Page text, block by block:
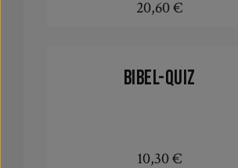
Regulärer Preis:
20,60 €
Bibel-Quiz
Regulärer Preis:
10,30 €